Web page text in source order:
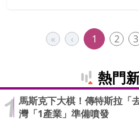
« ‹ 1 2 3
熱門
馬斯克下大棋！傳特斯拉
灣「1產業」準備噴發